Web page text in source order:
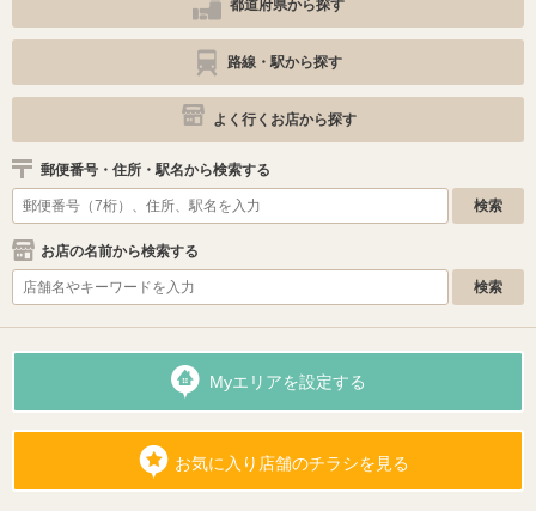
都道府県から探す
路線・駅から探す
よく行くお店から探す
郵便番号・住所・駅名から検索する
お店の名前から検索する
Myエリアを設定する
お気に入り店舗のチラシを見る